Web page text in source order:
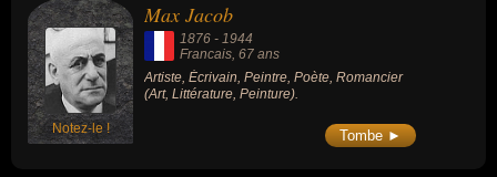
Notez-le !
Max Jacob
1876 - 1944
Francais, 67 ans
Artiste, Écrivain, Peintre, Poète, Romancier
(Art, Littérature, Peinture).
Tombe ►